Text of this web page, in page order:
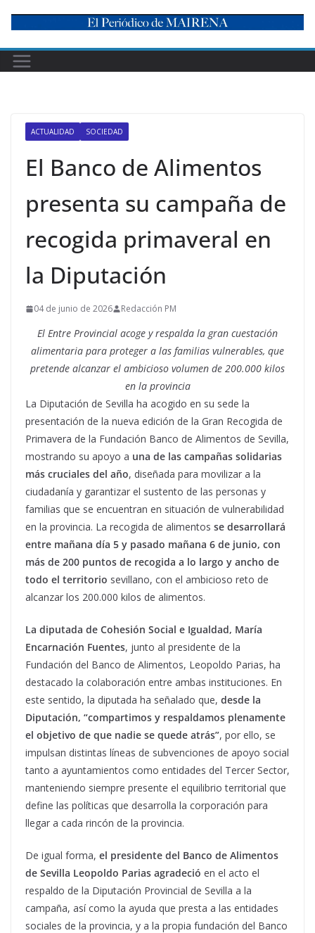
content
ACTUALIDAD SOCIEDAD
El Banco de Alimentos
presenta su campaña de
recogida primaveral en
la Diputación
04 de junio de 2026 Redacción PM
El Entre Provincial acoge y respalda la gran cuestación
alimentaria para proteger a las familias vulnerables, que
pretende alcanzar el ambicioso volumen de 200.000 kilos
en la provincia
La Diputación de Sevilla ha acogido en su sede la
presentación de la nueva edición de la Gran Recogida de
Primavera de la Fundación Banco de Alimentos de Sevilla,
mostrando su apoyo a una de las campañas solidarias
más cruciales del año, diseñada para movilizar a la
ciudadanía y garantizar el sustento de las personas y
familias que se encuentran en situación de vulnerabilidad
en la provincia. La recogida de alimentos se desarrollará
entre mañana día 5 y pasado mañana 6 de junio, con
más de 200 puntos de recogida a lo largo y ancho de
todo el territorio sevillano, con el ambicioso reto de
alcanzar los 200.000 kilos de alimentos.
La diputada de Cohesión Social e Igualdad, María
Encarnación Fuentes, junto al presidente de la
Fundación del Banco de Alimentos, Leopoldo Parias, ha
destacado la colaboración entre ambas instituciones. En
este sentido, la diputada ha señalado que, desde la
Diputación, “compartimos y respaldamos plenamente
el objetivo de que nadie se quede atrás”, por ello, se
impulsan distintas líneas de subvenciones de apoyo social
tanto a ayuntamientos como entidades del Tercer Sector,
manteniendo siempre presente el equilibrio territorial que
define las políticas que desarrolla la corporación para
llegar a cada rincón de la provincia.
De igual forma, el presidente del Banco de Alimentos
de Sevilla Leopoldo Parias agradeció en el acto el
respaldo de la Diputación Provincial de Sevilla a la
campaña, así como la ayuda que presta a las entidades
sociales de la provincia, y a la propia fundación del Banco